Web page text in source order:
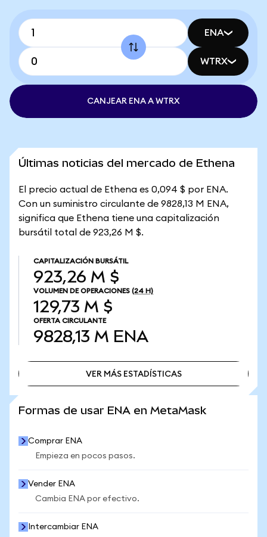
ENA
WTRX
CANJEAR ENA A WTRX
Últimas noticias del mercado de Ethena
El precio actual de Ethena es 0,094 $ por ENA.
Con un suministro circulante de 9828,13 M ENA,
significa que Ethena tiene una capitalización
bursátil total de 923,26 M $.
CAPITALIZACIÓN BURSÁTIL
923,26 M $
VOLUMEN DE OPERACIONES (24 H)
129,73 M $
OFERTA CIRCULANTE
9828,13 M ENA
VER MÁS ESTADÍSTICAS
Formas de usar ENA en MetaMask
Comprar ENA
Empieza en pocos pasos.
Vender ENA
Cambia ENA por efectivo.
Intercambiar ENA